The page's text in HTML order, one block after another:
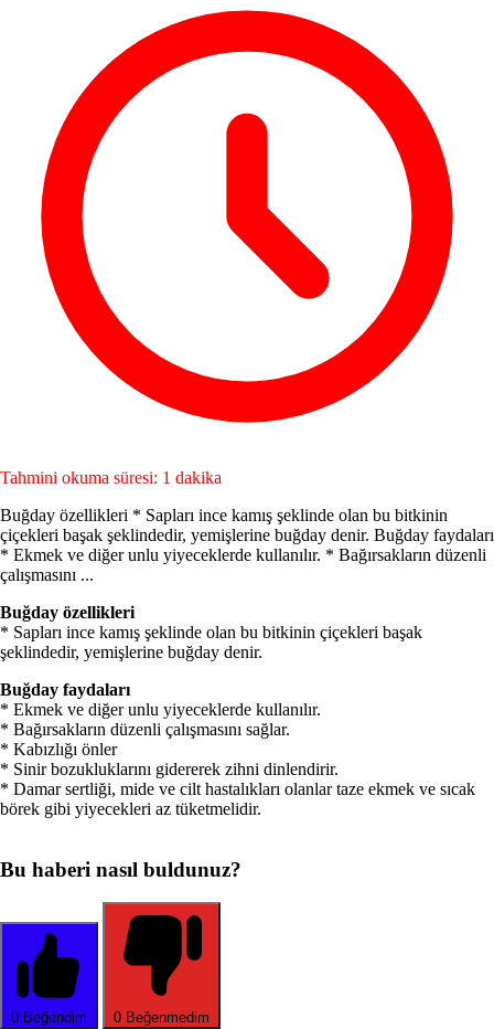
Tahmini okuma süresi: 1 dakika
Buğday özellikleri * Sapları ince kamış şeklinde olan bu bitkinin
çiçekleri başak şeklindedir, yemişlerine buğday denir. Buğday faydaları
* Ekmek ve diğer unlu yiyeceklerde kullanılır. * Bağırsakların düzenli
çalışmasını ...
Buğday özellikleri
* Sapları ince kamış şeklinde olan bu bitkinin çiçekleri başak
şeklindedir, yemişlerine buğday denir.
Buğday faydaları
* Ekmek ve diğer unlu yiyeceklerde kullanılır.
* Bağırsakların düzenli çalışmasını sağlar.
* Kabızlığı önler
* Sinir bozukluklarını gidererek zihni dinlendirir.
* Damar sertliği, mide ve cilt hastalıkları olanlar taze ekmek ve sıcak
börek gibi yiyecekleri az tüketmelidir.
Bu haberi nasıl buldunuz?
0 Beğendim 0 Beğenmedim